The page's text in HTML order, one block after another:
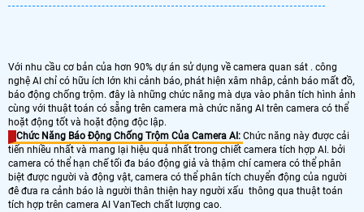
Với nhu cầu cơ bản của hơn 90% dự án sử dụng về camera quan sát . công
nghệ AI chỉ có hữu ích lớn khi cảnh báo, phát hiện xâm nhâp, cảnh báo mất đồ,
báo động chống trộm. đây là những chức năng mà dựa vào phân tích hình ảnh
cùng với thuật toán có sẵng trên camera mà chức năng AI trên camera có thể
hoặt động tốt và hoặt động độc lập.
Chức Năng Báo Động Chống Trộm Của Camera AI: Chức năng này được cải
tiến nhiều nhất và mang lại hiệu quả nhất trong chiết camera tích hợp AI. bởi
camera có thể hạn chế tối đa báo động giả và thậm chí camera có thể phân
biệt được người và động vật, camera có thể phân tích chuyển động của người
đê đưa ra cảnh báo là người thân thiện hay người xấu thông qua thuật toán
tích hợp trên camera AI VanTech chất lượng cao.